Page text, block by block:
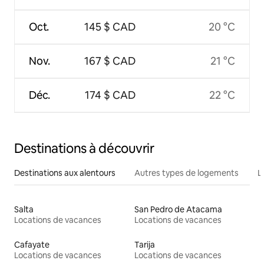
Oct.
Nov.
Déc.
145 $ CAD
167 $ CAD
174 $ CAD
20 °C
21 °C
22 °C
Destinations à découvrir
Destinations aux alentours Autres types de logements
Salta
Locations de vacances
San Pedro de Atacama
Locations de vacances
Cafayate
Locations de vacances
Tarija
Locations de vacances